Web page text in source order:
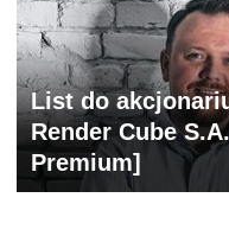
List do
Render Cube
Premium]